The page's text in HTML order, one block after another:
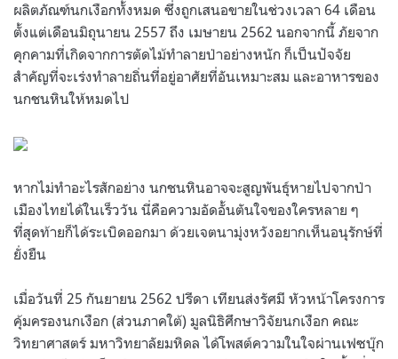
ผลิตภัณฑ์นกเงือกทั้งหมด ซึ่งถูกเสนอขายในช่วงเวลา 64 เดือน
ตั้งแต่เดือนมิถุนายน 2557 ถึง เมษายน 2562 นอกจากนี้ ภัยจาก
คุกคามที่เกิดจากการตัดไม้ทำลายป่าอย่างหนัก ก็เป็นปัจจัย
สำคัญที่จะเร่งทำลายถิ่นที่อยู่อาศัยที่อันเหมาะสม และอาหารของ
นกชนหินให้หมดไป
หากไม่ทำอะไรสักอย่าง นกชนหินอาจจะสูญพันธุ์หายไปจากป่า
เมืองไทยได้ในเร็ววัน นี่คือความอัดอั้นตันใจของใครหลาย ๆ
ที่สุดท้ายก็ได้ระเบิดออกมา ด้วยเจตนามุ่งหวังอยากเห็นอนุรักษ์ที่
ยั่งยืน
เมื่อวันที่ 25 กันยายน 2562 ปรีดา เทียนส่งรัศมี หัวหน้าโครงการ
คุ้มครองนกเงือก (ส่วนภาคใต้) มูลนิธิศึกษาวิจัยนกเงือก คณะ
วิทยาศาสตร์ มหาวิทยาลัยมหิดล ได้โพสต์ความในใจผ่านเฟซบุ๊ก